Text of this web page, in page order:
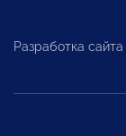
Разработка